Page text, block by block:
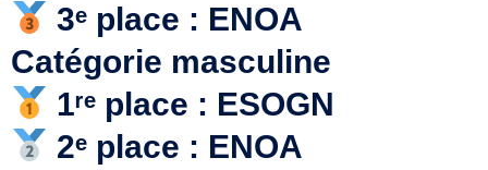
3ᵉ place : ENOA
Catégorie masculine
1ʳᵉ place : ESOGN
2ᵉ place : ENOA